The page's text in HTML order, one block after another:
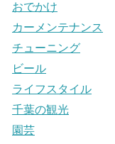
おでかけ
カーメンテナンス
チューニング
ビール
ライフスタイル
千葉の観光
園芸